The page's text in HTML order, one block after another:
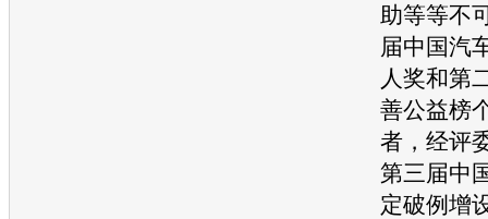
助等等不
届中国汽
人奖和第
善公益榜
者，经评
第三届中
定破例增